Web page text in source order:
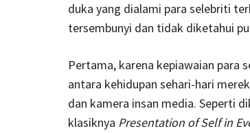
duka yang dialami para selebriti
tersembunyi dan tidak diketahui
Pertama, karena kepiawaian para
antara kehidupan sehari-hari
dan kamera insan media. Seperti
klasiknya Presentation of Self in